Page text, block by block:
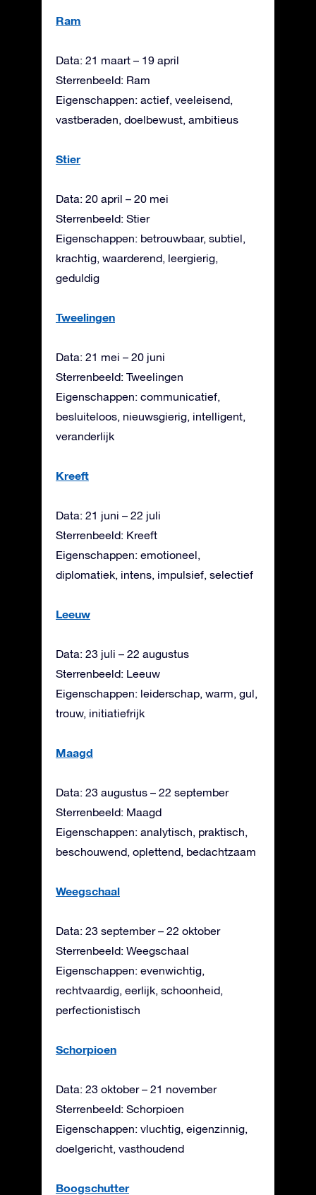
Ram
Data: 21 maart – 19 april
Sterrenbeeld: Ram
Eigenschappen: actief, veeleisend,
vastberaden, doelbewust, ambitieus
Stier
Data: 20 april – 20 mei
Sterrenbeeld: Stier
Eigenschappen: betrouwbaar, subtiel,
krachtig, waarderend, leergierig,
geduldig
Tweelingen
Data: 21 mei – 20 juni
Sterrenbeeld: Tweelingen
Eigenschappen: communicatief,
besluiteloos, nieuwsgierig, intelligent,
veranderlijk
Kreeft
Data: 21 juni – 22 juli
Sterrenbeeld: Kreeft
Eigenschappen: emotioneel,
diplomatiek, intens, impulsief, selectief
Leeuw
Data: 23 juli – 22 augustus
Sterrenbeeld: Leeuw
Eigenschappen: leiderschap, warm, gul,
trouw, initiatiefrijk
Maagd
Data: 23 augustus – 22 september
Sterrenbeeld: Maagd
Eigenschappen: analytisch, praktisch,
beschouwend, oplettend, bedachtzaam
Weegschaal
Data: 23 september – 22 oktober
Sterrenbeeld: Weegschaal
Eigenschappen: evenwichtig,
rechtvaardig, eerlijk, schoonheid,
perfectionistisch
Schorpioen
Data: 23 oktober – 21 november
Sterrenbeeld: Schorpioen
Eigenschappen: vluchtig, eigenzinnig,
doelgericht, vasthoudend
Boogschutter